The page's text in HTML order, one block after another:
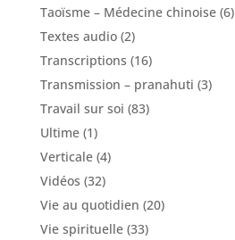
Taoïsme – Médecine chinoise(6)
Textes audio(2)
Transcriptions (16)
Transmission – pranahuti (3)
Travail sur soi (83)
Ultime(1)
Verticale(4)
Vidéos (32)
Vie au quotidien (20)
Vie spirituelle(33)